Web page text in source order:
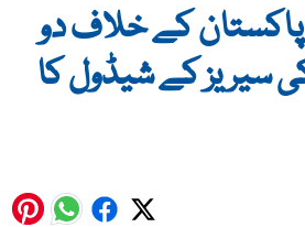
کے خلاف دو
سیریز کے شیڈول کا